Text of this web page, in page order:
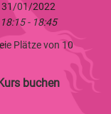
31/01/2022
18:15 - 18:45
Plätze von 10
buchen